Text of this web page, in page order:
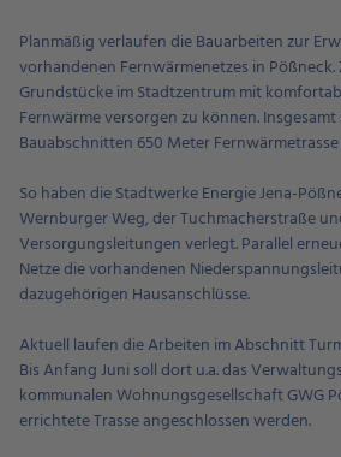
Planmäßig verlaufen die Bauarbeiten zur
vorhandenen Fernwärmenetzes in Pößneck.
Grundstücke im Stadtzentrum mit
Fernwärme versorgen zu können.
Bauabschnitten 650 Meter
So haben die Stadtwerke Energie Jena-
Wernburger Weg, der Tuchmacherstraße
Versorgungsleitungen verlegt. Parallel
Netze die vorhandenen
dazugehörigen Hausanschlüsse.
Aktuell laufen die Arbeiten im Abschnitt
Bis Anfang Juni soll dort u.a. das
kommunalen Wohnungsgesellschaft GWG
errichtete Trasse angeschlossen werden.